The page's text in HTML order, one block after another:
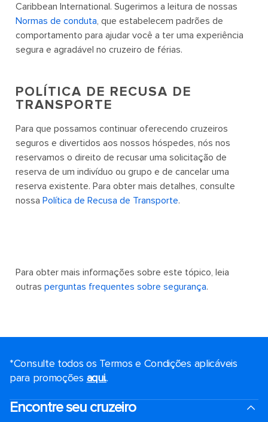
Caribbean International. Sugerimos a leitura de nossas
Normas de conduta, que estabelecem padrões de
comportamento para ajudar você a ter uma experiência
segura e agradável no cruzeiro de férias.
POLÍTICA DE RECUSA DE
TRANSPORTE
Para que possamos continuar oferecendo cruzeiros
seguros e divertidos aos nossos hóspedes, nós nos
reservamos o direito de recusar uma solicitação de
reserva de um indivíduo ou grupo e de cancelar uma
reserva existente. Para obter mais detalhes, consulte
nossa Política de Recusa de Transporte.
Para obter mais informações sobre este tópico, leia
outras perguntas frequentes sobre segurança.
*Consulte todos os Termos e Condições aplicáveis ​​
para promoções aqui..
Encontre seu cruzeiro